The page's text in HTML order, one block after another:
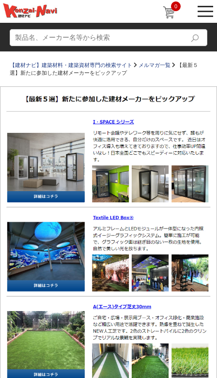
0
ショールーム
かたなび コラム
すまいリング 設計士インタビュー
Q＆A 販売・施工代理店募集
お気に入り
【建材ナビ】建築材料・建築資材専門の検索サイト メルマガ一覧
【最新５
選】新たに参加した建材メーカーをピックアップ